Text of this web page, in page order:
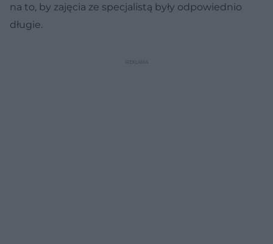
na to, by zajęcia ze specjalistą były odpowiednio
długie.